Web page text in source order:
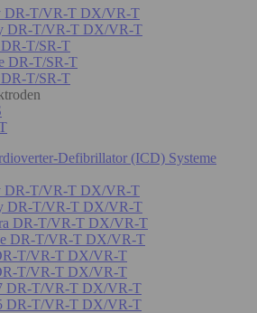
DR-T/VR-T DX/VR-T
DR-T/VR-T DX/VR-T
T/SR-T
DR-T/SR-T
T/SR-T
Defibrillator (ICD) Systeme
DR-T/VR-T DX/VR-T
DR-T/VR-T DX/VR-T
DR-T/VR-T DX/VR-T
DR-T/VR-T DX/VR-T
T/VR-T DX/VR-T
T/VR-T DX/VR-T
DR-T/VR-T DX/VR-T
DR-T/VR-T DX/VR-T